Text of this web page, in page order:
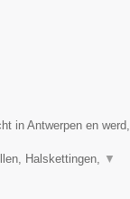
in Antwerpen en werd,
Halskettingen, ▼